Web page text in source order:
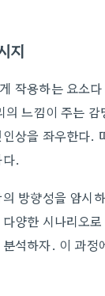
지
작용하는 요소
느낌이 주는
상을 좌우한다.
.
방향성을 암
양한 시나리오
석하자. 이 과